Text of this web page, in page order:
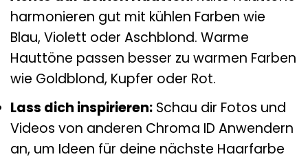
harmonieren gut mit kühlen Farben wie
Blau, Violett oder Aschblond. Warme
Hauttöne passen besser zu warmen Farben
wie Goldblond, Kupfer oder Rot.
Lass dich inspirieren: Schau dir Fotos und
Videos von anderen Chroma ID Anwendern
an, um Ideen für deine nächste Haarfarbe